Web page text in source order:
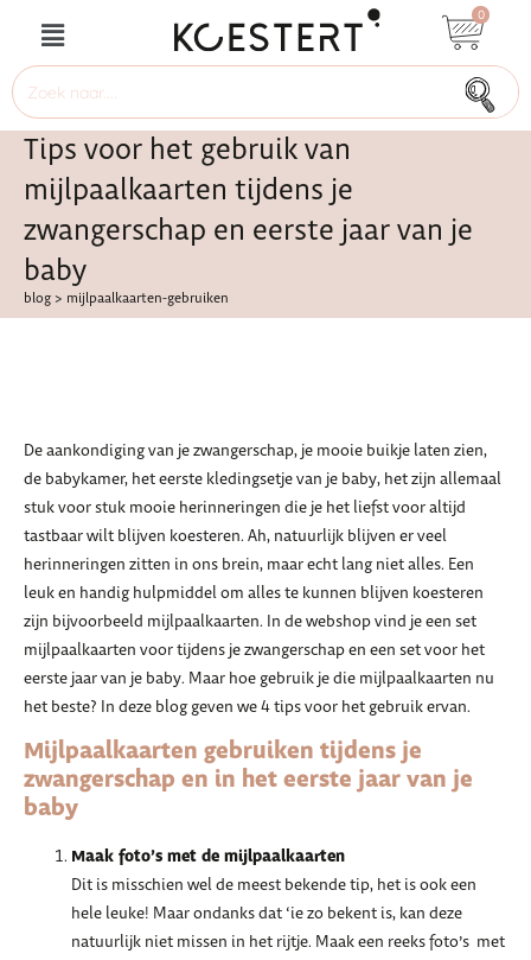
0
Tips voor het gebruik van
mijlpaalkaarten tijdens je
zwangerschap en eerste jaar van je
baby
blog> mijlpaalkaarten-gebruiken
De aankondiging van je zwangerschap, je mooie buikje laten zien,
de babykamer, het eerste kledingsetje van je baby, het zijn allemaal
stuk voor stuk mooie herinneringen die je het liefst voor altijd
tastbaar wilt blijven koesteren. Ah, natuurlijk blijven er veel
herinneringen zitten in ons brein, maar echt lang niet alles. Een
leuk en handig hulpmiddel om alles te kunnen blijven koesteren
zijn bijvoorbeeld mijlpaalkaarten. In de webshop vind je een set
mijlpaalkaarten voor tijdens je zwangerschap en een set voor het
eerste jaar van je baby. Maar hoe gebruik je die mijlpaalkaarten nu
het beste? In deze blog geven we 4 tips voor het gebruik ervan.
Mijlpaalkaarten gebruiken tijdens je
zwangerschap en in het eerste jaar van je
baby
Maak foto’s met de mijlpaalkaarten
Dit is misschien wel de meest bekende tip, het is ook een
hele leuke! Maar ondanks dat ‘ie zo bekent is, kan deze
natuurlijk niet missen in het rijtje. Maak een reeks foto’s met